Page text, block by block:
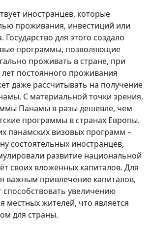
иностранцев, которые
проживания, инвестиций или
Государство для этого создало
программы, позволяющие
проживать в стране, при
постоянного проживания
даже рассчитывать на получение
С материальной точки зрения,
Панамы в разы дешевле, чем
программы в странах Европы.
панамских визовых программ –
состоятельных иностранцев,
развитие национальной
своих вложенных капиталов. Для
важным привлечение капиталов,
способствовать увеличению
местных жителей, что является
для страны.